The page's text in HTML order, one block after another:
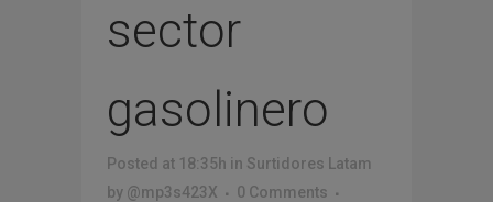
sector
gasolinero
Posted at 18:35h in Surtidores Latam
by @mp3s423X
0 Comments